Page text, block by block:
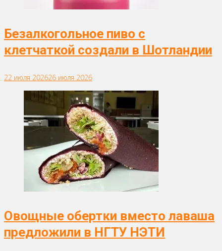
Безалкогольное пиво с
клетчаткой создали в Шотландии
22 июля 202626 июля 2026
Овощные обертки вместо лаваша
предложили в НГТУ НЭТИ